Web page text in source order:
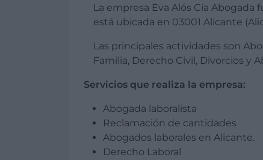
La empresa Eva Alós Cía Abogada
está ubicada en 03001 Alicante
Las principales actividades son
Familia, Derecho Civil, Divorcios y
Servicios que realiza la empresa:
Abogada laboralista
Reclamación de cantidades
Abogados laborales en Alicante.
Derecho Laboral